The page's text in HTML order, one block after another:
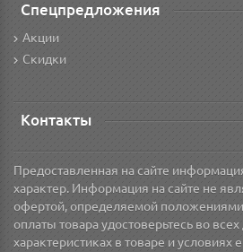
Спецпредложения
Акции
Скидки
Контакты
Предоставленная на сайте
характер. Информация на сайте не
офертой, определяемой
оплаты товара удостоверьтесь во
характеристиках в товаре и условиях